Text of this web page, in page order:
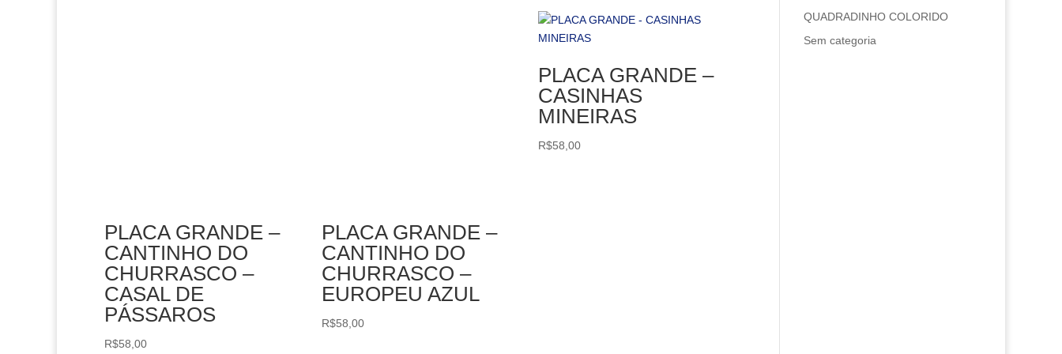
PLACA GRANDE –
CANTINHO DO
CHURRASCO –
CASAL DE
PÁSSAROS
R$58,00
PLACA GRANDE –
CANTINHO DO
CHURRASCO –
EUROPEU AZUL
R$58,00
PLACA GRANDE –
CASINHAS
MINEIRAS
R$58,00
QUADRADINHO COLORIDO
Sem categoria